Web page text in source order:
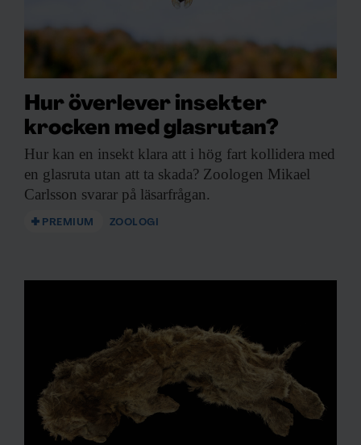
Hur överlever insekter
krocken med glasrutan?
Hur kan en insekt klara att i hög fart kollidera med
en glasruta utan att ta skada? Zoologen Mikael
Carlsson svarar på läsarfrågan.
PREMIUM ZOOLOGI